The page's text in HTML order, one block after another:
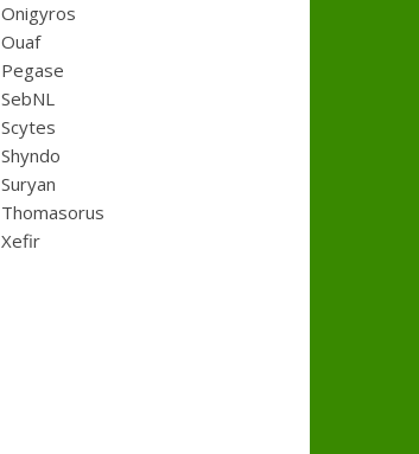
Onigyros
Ouaf
Pegase
SebNL
Scytes
Shyndo
Suryan
Thomasorus
Xefir